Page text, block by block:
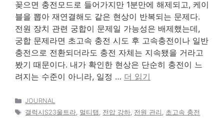
꽂으면 충전모드로 들어가지만 1분만에 해제되고, 케이
블을 뽑아 재연결해도 같은 현상이 반복되는 문제다.
전원 장치 관련 궁합이 문제일 가능성은 배제했는데,
궁합 문제라면 초고속 충전 시도 후 고속충전이나 일반
충전으로 전환되더라도 충전 자체는 지속됐을 거라고
봤기 때문이다. 내가 확인한 현상은 단순히 충전이 느
려지는 수준이 아니라, 일정 … 더 읽기
카
테
JOURNAL
태
갤럭시S23울트라, 멀티탭 , 전압 강하, 전원 관리 , 초고속 충전